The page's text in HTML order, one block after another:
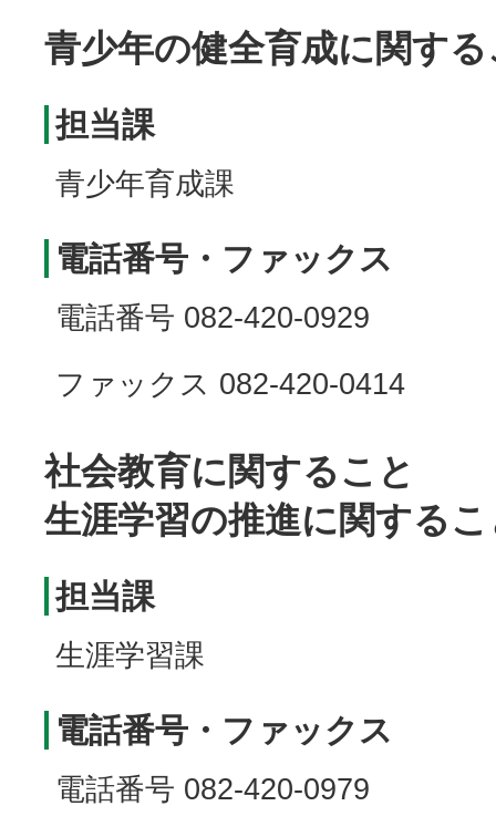
青少年の健全育成に関す
担当課
青少年育成課
電話番号・ファックス
電話番号 082-420-0929
ファックス 082-420-0414
社会教育に関すること
生涯学習の推進に関する
担当課
生涯学習課
電話番号・ファックス
電話番号 082-420-0979